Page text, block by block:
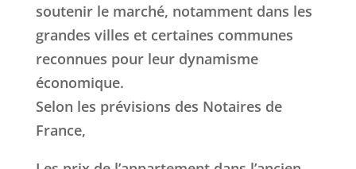
soutenir le marché, notamment dans les
grandes villes et certaines communes
reconnues pour leur dynamisme
économique.
Selon les prévisions des Notaires de
France,